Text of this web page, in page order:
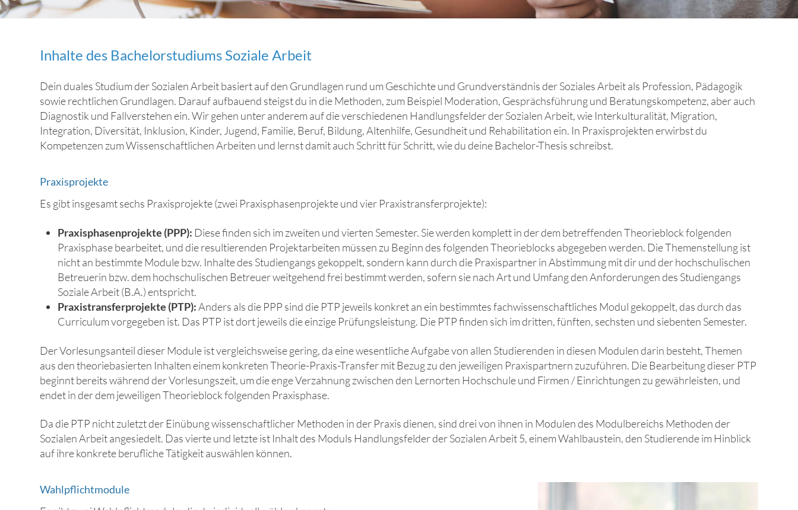
Inhalte des Bachelorstudiums Soziale Arbeit
Dein duales Studium der Sozialen Arbeit basiert auf den Grundlagen rund um Geschichte und Grundverständnis der Soziales Arbeit als Profession, Pädagogik
sowie rechtlichen Grundlagen. Darauf aufbauend steigst du in die Methoden, zum Beispiel Moderation, Gesprächsführung und Beratungskompetenz, aber auch
Diagnostik und Fallverstehen ein. Wir gehen unter anderem auf die verschiedenen Handlungsfelder der Sozialen Arbeit, wie Interkulturalität, Migration,
Integration, Diversität, Inklusion, Kinder, Jugend, Familie, Beruf, Bildung, Altenhilfe, Gesundheit und Rehabilitation ein. In Praxisprojekten erwirbst du
Kompetenzen zum Wissenschaftlichen Arbeiten und lernst damit auch Schritt für Schritt, wie du deine Bachelor-Thesis schreibst.
Praxisprojekte
Es gibt insgesamt sechs Praxisprojekte (zwei Praxisphasenprojekte und vier Praxistransferprojekte):
Praxisphasenprojekte (PPP): Diese finden sich im zweiten und vierten Semester. Sie werden komplett in der dem betreffenden Theorieblock folgenden
Praxisphase bearbeitet, und die resultierenden Projektarbeiten müssen zu Beginn des folgenden Theorieblocks abgegeben werden. Die Themenstellung ist
nicht an bestimmte Module bzw. Inhalte des Studiengangs gekoppelt, sondern kann durch die Praxispartner in Abstimmung mit dir und der hochschulischen
Betreuerin bzw. dem hochschulischen Betreuer weitgehend frei bestimmt werden, sofern sie nach Art und Umfang den Anforderungen des Studiengangs
Soziale Arbeit (B.A.) entspricht.
Praxistransferprojekte (PTP):Anders als die PPP sind die PTP jeweils konkret an ein bestimmtes fachwissenschaftliches Modul gekoppelt, das durch das
Curriculum vorgegeben ist. Das PTP ist dort jeweils die einzige Prüfungsleistung. Die PTP finden sich im dritten, fünften, sechsten und siebenten Semester.
Der Vorlesungsanteil dieser Module ist vergleichsweise gering, da eine wesentliche Aufgabe von allen Studierenden in diesen Modulen darin besteht, Themen
aus den theoriebasierten Inhalten einem konkreten Theorie-Praxis-Transfer mit Bezug zu den jeweiligen Praxispartnern zuzuführen. Die Bearbeitung dieser PTP
beginnt bereits während der Vorlesungszeit, um die enge Verzahnung zwischen den Lernorten Hochschule und Firmen / Einrichtungen zu gewährleisten, und
endet in der dem jeweiligen Theorieblock folgenden Praxisphase.
Da die PTP nicht zuletzt der Einübung wissenschaftlicher Methoden in der Praxis dienen, sind drei von ihnen in Modulen des Modulbereichs Methoden der
Sozialen Arbeit angesiedelt. Das vierte und letzte ist Inhalt des Moduls Handlungsfelder der Sozialen Arbeit 5, einem Wahlbaustein, den Studierende im Hinblick
auf ihre konkrete berufliche Tätigkeit auswählen können.
Wahlpflichtmodule